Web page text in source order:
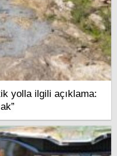
yolla ilgili açıklama: